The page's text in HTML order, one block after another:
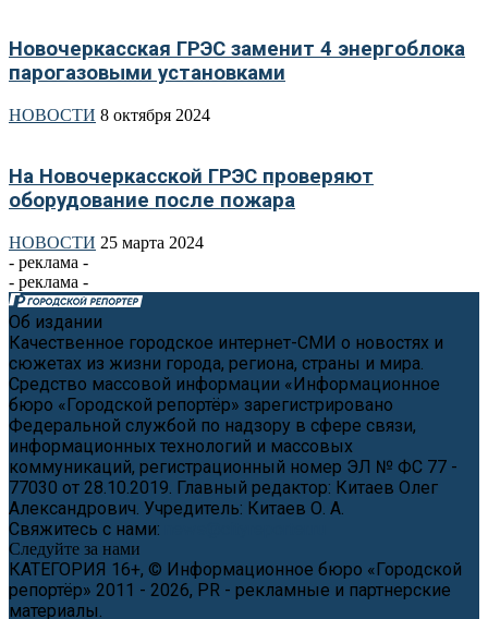
Новочеркасская ГРЭС заменит 4 энергоблока
парогазовыми установками
НОВОСТИ 8 октября 2024
На Новочеркасской ГРЭС проверяют
оборудование после пожара
НОВОСТИ 25 марта 2024
- реклама -
- реклама -
Об издании
Качественное городское интернет-СМИ о новостях и
сюжетах из жизни города, региона, страны и мира.
Средство массовой информации «Информационное
бюро «Городской репортёр» зарегистрировано
Федеральной службой по надзору в сфере связи,
информационных технологий и массовых
коммуникаций, регистрационный номер ЭЛ № ФС 77 -
77030 от 28.10.2019. Главный редактор: Китаев Олег
Александрович. Учредитель: Китаев О. А.
Свяжитесь с нами:
Следуйте за нами
КАТЕГОРИЯ 16+, © Информационное бюро «Городской
репортёр» 2011 - 2026, PR - рекламные и партнерские
материалы.